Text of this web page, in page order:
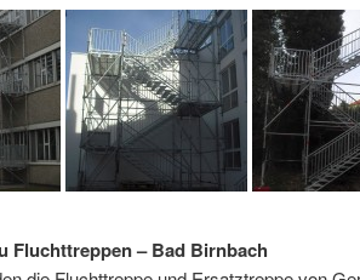
Fluchttreppen – Bad Birnbach